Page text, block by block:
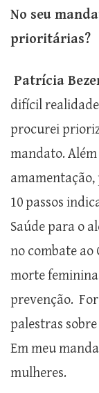
No seu
prioritárias?
Patrícia
difícil
procurei
mandato.
10 passos
Saúde para o
no combate ao
morte
prevenção.
palestras
Em meu
mulheres.